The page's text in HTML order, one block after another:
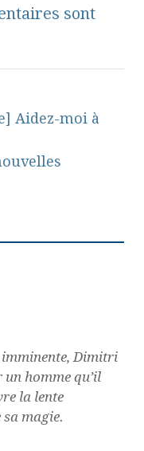
sont
Aidez-moi à
Dimitri
homme qu’il
la lente
magie.